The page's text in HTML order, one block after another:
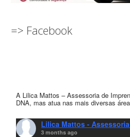
=> Facebook
A Lilica Mattos – Assessoria de
DNA, mas atua nas mais diversas
Lilica Mattos -
3 months ago